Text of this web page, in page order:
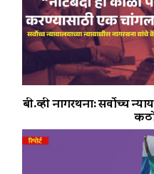
बी.व्ही नागरथना: सर्वोच्च